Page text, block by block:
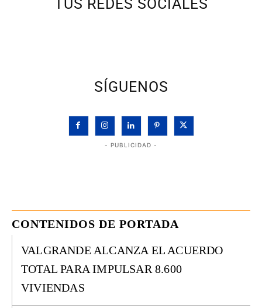
TUS REDES SOCIALES
SÍGUENOS
- PUBLICIDAD -
CONTENIDOS DE PORTADA
VALGRANDE ALCANZA EL ACUERDO
TOTAL PARA IMPULSAR 8.600
VIVIENDAS